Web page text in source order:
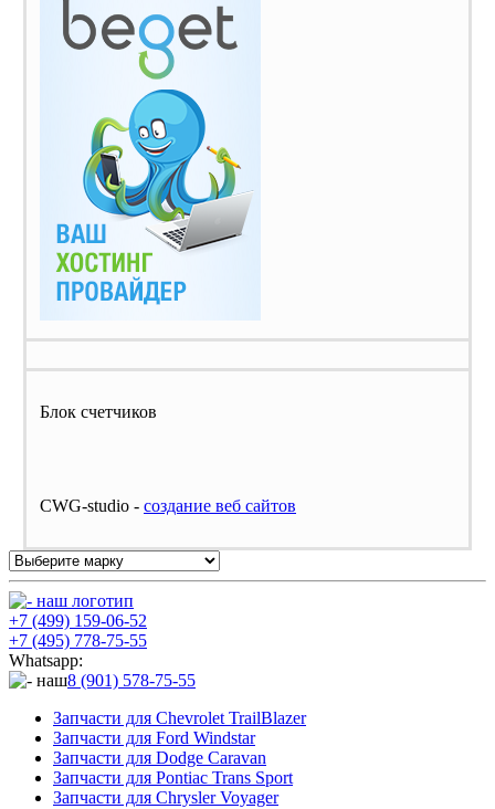
Блок счетчиков
CWG-studio - cоздание веб сайтов
+7 (499) 159-06-52
+7 (495) 778-75-55
Whatsapp:
8 (901) 578-75-55
Запчасти для Chevrolet TrailBlazer
Запчасти для Ford Windstar
Запчасти для Dodge Caravan
Запчасти для Pontiac Trans Sport
Запчасти для Chrysler Voyager